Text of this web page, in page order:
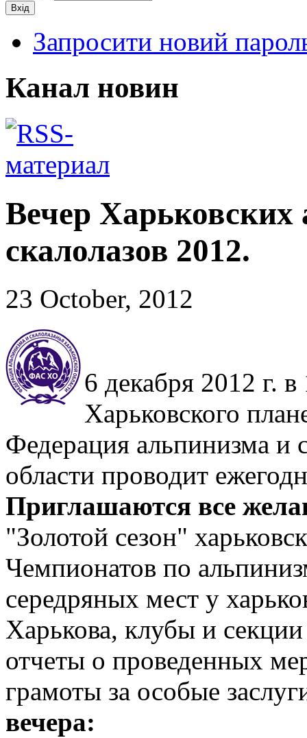
Запросити новий
Канал новин
Вечер Харьковских
скалолазов 2012.
23 October, 2012
6 декабря 2012 г.
Харьковского
Федерация альпинизма и
области проводит
Приглашаются все
"Золотой сезон"
Чемпионатов по
середряных мест у
Харькова, клубы и
отчеты о проведенных
грамоты за особые
вечера: